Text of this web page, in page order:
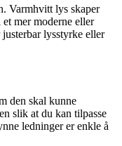
Varmhvitt lys skaper
mer moderne eller
lysstyrke eller
den skal kunne
slik at du kan tilpasse
ledninger er enkle å